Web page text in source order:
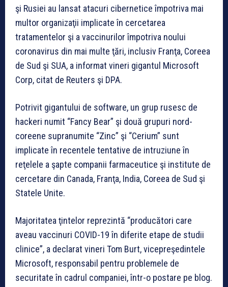
şi Rusiei au lansat atacuri cibernetice împotriva mai
multor organizaţii implicate în cercetarea
tratamentelor şi a vaccinurilor împotriva noului
coronavirus din mai multe ţări, inclusiv Franţa, Coreea
de Sud şi SUA, a informat vineri gigantul Microsoft
Corp, citat de Reuters şi DPA.
Potrivit gigantului de software, un grup rusesc de
hackeri numit “Fancy Bear” şi două grupuri nord-
coreene supranumite “Zinc” şi “Cerium” sunt
implicate în recentele tentative de intruziune în
reţelele a şapte companii farmaceutice şi institute de
cercetare din Canada, Franţa, India, Coreea de Sud şi
Statele Unite.
Majoritatea ţintelor reprezintă “producători care
aveau vaccinuri COVID-19 în diferite etape de studii
clinice”, a declarat vineri Tom Burt, vicepreşedintele
Microsoft, responsabil pentru problemele de
securitate în cadrul companiei, într-o postare pe blog.